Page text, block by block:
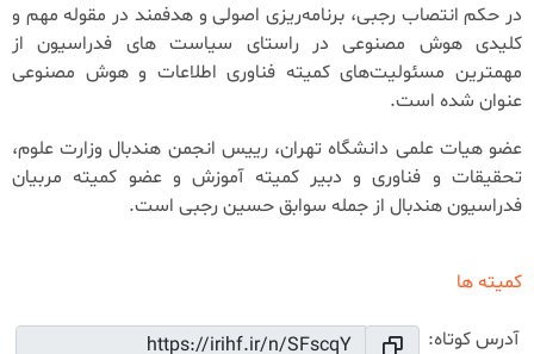
در حکم انتصاب رجبی، برنامه‌ریزی اصولی و هدفمند در مقوله مهم و
کلیدی هوش مصنوعی در راستای سیاست های فدراسیون از
مهمترین مسئولیت‌های کمیته فناوری اطلاعات و هوش مصنوعی
عنوان شده است.
عضو هیات علمی دانشگاه تهران، رییس انجمن هندبال وزارت علوم،
تحقیقات و فناوری و دبیر کمیته آموزش و عضو کمیته مربیان
فدراسیون هندبال از جمله سوابق حسین رجبی است.
کمیته ها
آدرس کوتاه: